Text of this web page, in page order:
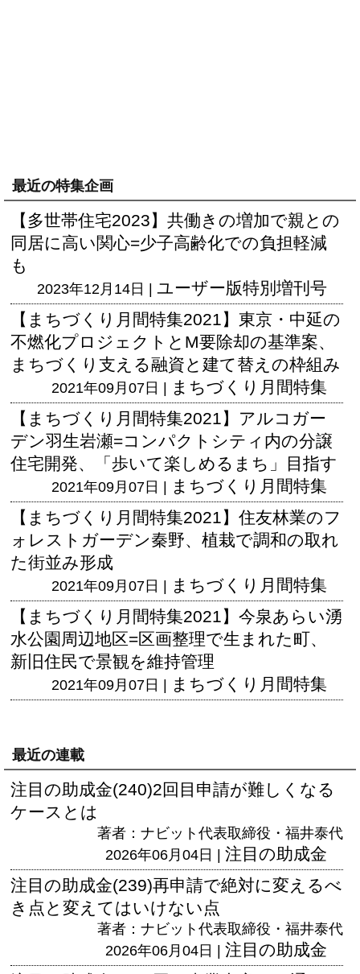
最近の特集企画
【多世帯住宅2023】共働きの増加で親との
同居に高い関心=少子高齢化での負担軽減
も
2023年12月14日 | ユーザー版特別増刊号
【まちづくり月間特集2021】東京・中延の
不燃化プロジェクトとM要除却の基準案、
まちづくり支える融資と建て替えの枠組み
2021年09月07日 | まちづくり月間特集
【まちづくり月間特集2021】アルコガー
デン羽生岩瀬=コンパクトシティ内の分譲
住宅開発、「歩いて楽しめるまち」目指す
2021年09月07日 | まちづくり月間特集
【まちづくり月間特集2021】住友林業のフ
ォレストガーデン秦野、植栽で調和の取れ
た街並み形成
2021年09月07日 | まちづくり月間特集
【まちづくり月間特集2021】今泉あらい湧
水公園周辺地区=区画整理で生まれた町、
新旧住民で景観を維持管理
2021年09月07日 | まちづくり月間特集
最近の連載
注目の助成金(240)2回目申請が難しくなる
ケースとは
著者：ナビット代表取締役・福井泰代
2026年06月04日 | 注目の助成金
注目の助成金(239)再申請で絶対に変えるべ
き点と変えてはいけない点
著者：ナビット代表取締役・福井泰代
2026年06月04日 | 注目の助成金